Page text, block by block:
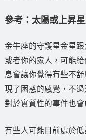
參考：太陽或上昇
金牛座的守護星金星
或者你的家人，可能
息會讓你覺得有些不
現了困惑的感覺，不
對於實質性的事件也會
有些人可能目前處於